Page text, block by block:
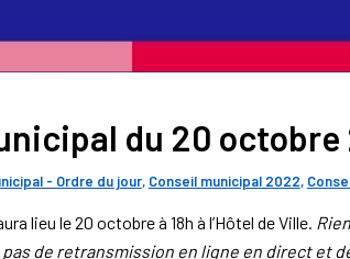
du 20 octobre
- Ordre du jour, Conseil municipal 2022,
lieu le 20 octobre à 18h à l’Hôtel de Ville.
de retransmission en ligne en direct et